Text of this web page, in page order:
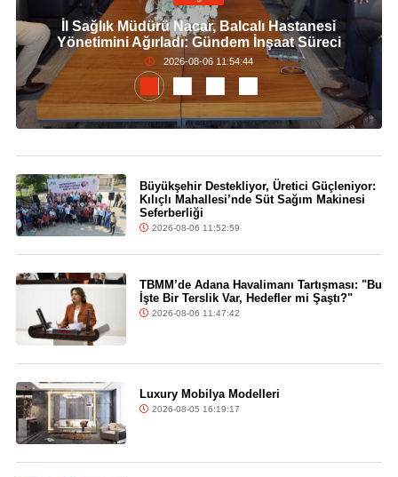
İl Sağlık Müdürü Nacar, Balcalı Hastanesi
Yönetimini Ağırladı: Gündem İnşaat Süreci
2026-08-06 11:54:44
Büyükşehir Destekliyor, Üretici Güçleniyor:
Kılıçlı Mahallesi’nde Süt Sağım Makinesi
Seferberliği
2026-08-06 11:52:59
TBMM’de Adana Havalimanı Tartışması: "Bu
İşte Bir Terslik Var, Hedefler mi Şaştı?"
2026-08-06 11:47:42
Luxury Mobilya Modelleri
2026-08-05 16:19:17